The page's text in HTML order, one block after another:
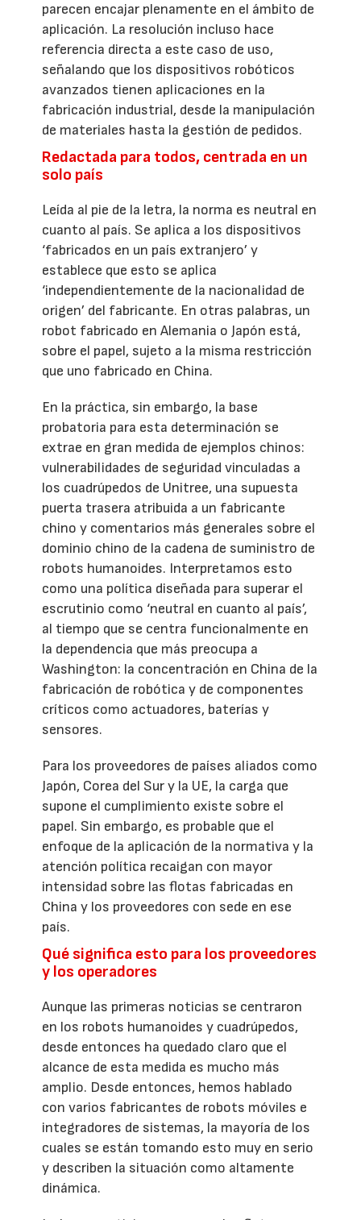
parecen encajar plenamente en el ámbito de
aplicación. La resolución incluso hace
referencia directa a este caso de uso,
señalando que los dispositivos robóticos
avanzados tienen aplicaciones en la
fabricación industrial, desde la manipulación
de materiales hasta la gestión de pedidos.
Redactada para todos, centrada en un
solo país
Leída al pie de la letra, la norma es neutral en
cuanto al país. Se aplica a los dispositivos
‘fabricados en un país extranjero’ y
establece que esto se aplica
‘independientemente de la nacionalidad de
origen’ del fabricante. En otras palabras, un
robot fabricado en Alemania o Japón está,
sobre el papel, sujeto a la misma restricción
que uno fabricado en China.
En la práctica, sin embargo, la base
probatoria para esta determinación se
extrae en gran medida de ejemplos chinos:
vulnerabilidades de seguridad vinculadas a
los cuadrúpedos de Unitree, una supuesta
puerta trasera atribuida a un fabricante
chino y comentarios más generales sobre el
dominio chino de la cadena de suministro de
robots humanoides. Interpretamos esto
como una política diseñada para superar el
escrutinio como ‘neutral en cuanto al país’,
al tiempo que se centra funcionalmente en
la dependencia que más preocupa a
Washington: la concentración en China de la
fabricación de robótica y de componentes
críticos como actuadores, baterías y
sensores.
Para los proveedores de países aliados como
Japón, Corea del Sur y la UE, la carga que
supone el cumplimiento existe sobre el
papel. Sin embargo, es probable que el
enfoque de la aplicación de la normativa y la
atención política recaigan con mayor
intensidad sobre las flotas fabricadas en
China y los proveedores con sede en ese
país.
Qué significa esto para los proveedores
y los operadores
Aunque las primeras noticias se centraron
en los robots humanoides y cuadrúpedos,
desde entonces ha quedado claro que el
alcance de esta medida es mucho más
amplio. Desde entonces, hemos hablado
con varios fabricantes de robots móviles e
integradores de sistemas, la mayoría de los
cuales se están tomando esto muy en serio
y describen la situación como altamente
dinámica.